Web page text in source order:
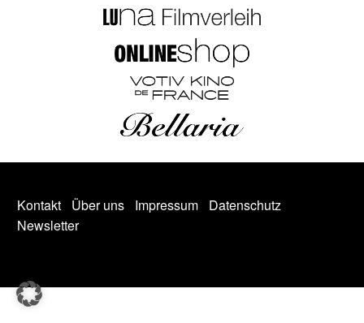
Kontakt Über uns Impressum
Datenschutz
Newsletter